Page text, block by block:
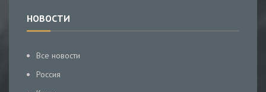
НОВОСТИ
Все новости
Россия